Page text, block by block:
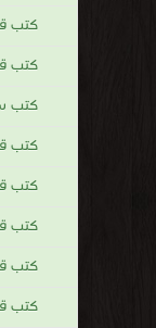
كتب
كتب
كتب
كتب
كتب
كتب
كتب
كتب